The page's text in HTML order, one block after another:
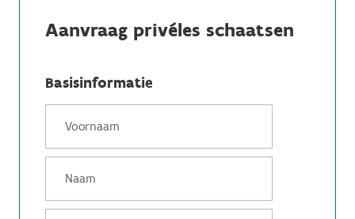
Aanvraag privéles schaatsen
Basisinformatie